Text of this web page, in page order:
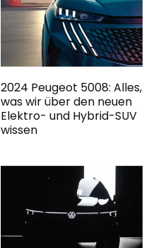
2024 Peugeot 5008: Alles,
was wir über den neuen
Elektro- und Hybrid-SUV
wissen